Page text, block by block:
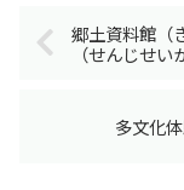
郷土資料館（
（せんじせ
多文化